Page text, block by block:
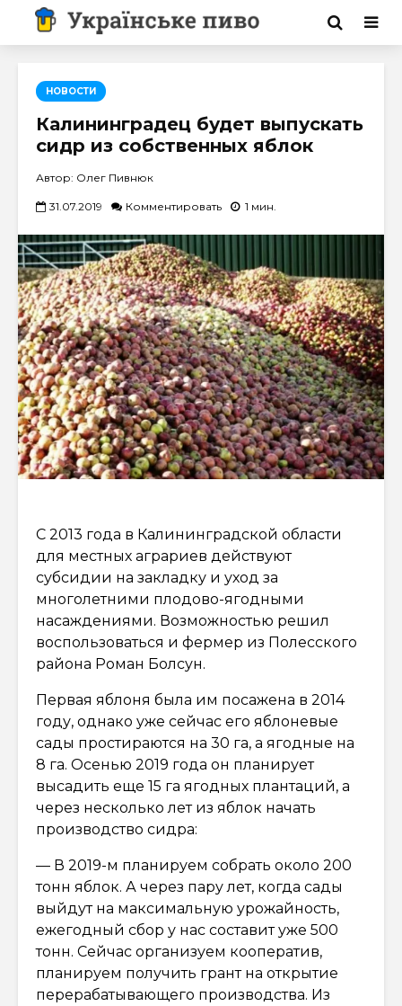
НОВОСТИ
Калининградец будет выпускать
сидр из собственных яблок
Автор: Олег Пивнюк
31.07.2019 Комментировать 1 мин.
С 2013 года в Калининградской области
для местных аграриев действуют
субсидии на закладку и уход за
многолетними плодово-ягодными
насаждениями. Возможностью решил
воспользоваться и фермер из Полесского
района Роман Болсун.
Первая яблоня была им посажена в 2014
году, однако уже сейчас его яблоневые
сады простираются на 30 га, а ягодные на
8 га. Осенью 2019 года он планирует
высадить еще 15 га ягодных плантаций, а
через несколько лет из яблок начать
производство сидра:
— В 2019-м планируем собрать около 200
тонн яблок. А через пару лет, когда сады
выйдут на максимальную урожайность,
ежегодный сбор у нас составит уже 500
тонн. Сейчас организуем кооператив,
планируем получить грант на открытие
перерабатывающего производства. Из